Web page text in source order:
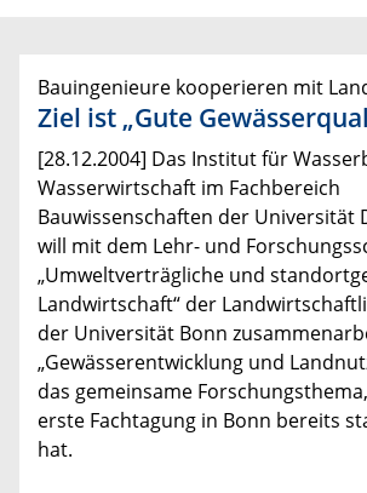
Bauingenieure kooperieren mit
Ziel ist „Gute
[28.12.2004] Das Institut für
Wasserwirtschaft im Fachbereich
Bauwissenschaften der Universität
will mit dem Lehr- und
„Umweltverträgliche und
Landwirtschaft“ der
der Universität Bonn
„Gewässerentwicklung und
das gemeinsame
erste Fachtagung in Bonn bereits
hat.